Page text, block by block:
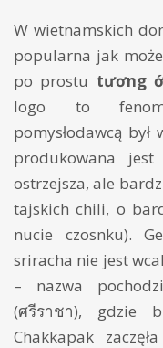
W wietnamskich
popularna jak
po prostu tương
logo to
pomysłodawcą
produkowana
ostrzejsza, ale
tajskich chili, o
nucie czosnku).
sriracha nie jest
– nazwa
(ศรีราชา), gdzie
Chakkapak